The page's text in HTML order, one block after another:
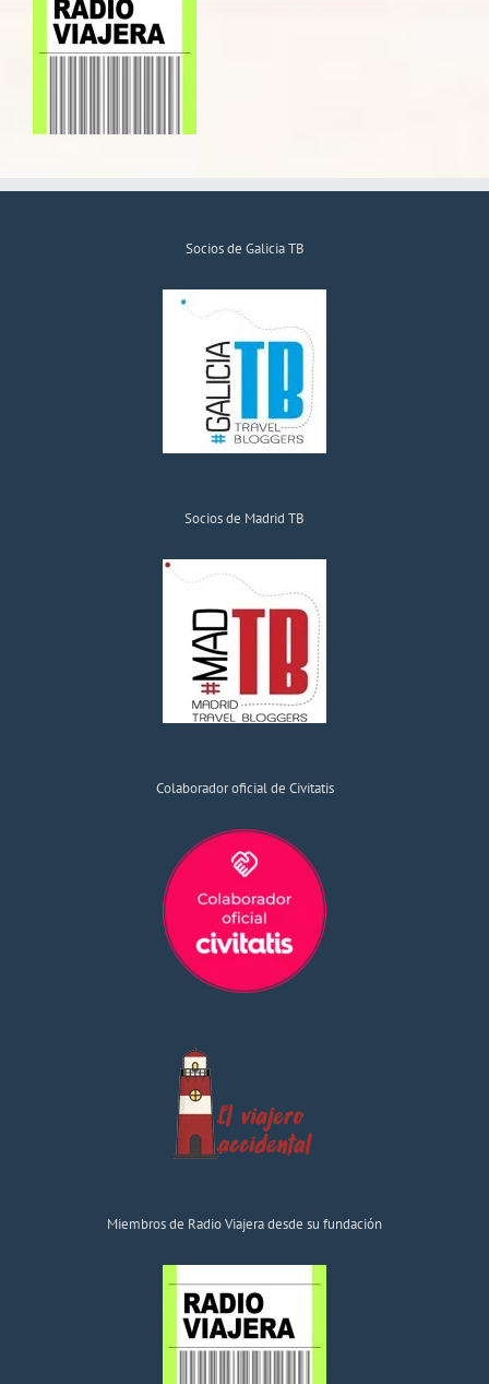
Socios de Galicia TB
Socios de Madrid TB
Colaborador oficial de Civitatis
Miembros de Radio Viajera desde su fundación